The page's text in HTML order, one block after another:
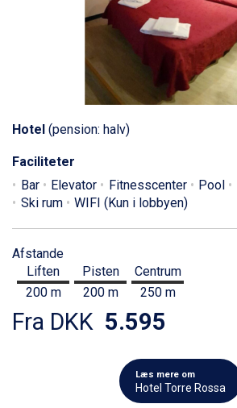
Hotel (pension: halv)
Faciliteter
Bar
Elevator Fitnesscenter Pool
Ski rum
WIFI (Kun i lobbyen)
Afstande
Liften
200 m
Pisten
200 m
Centrum
250 m
Fra DKK 5.595
Læs mere om
Hotel Torre Rossa